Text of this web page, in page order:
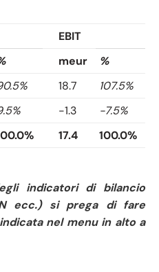
EBIT
meur
%
18.7
107.5%
-1.3
-7.5%
17.4
100.0%
indicatori di bilancio
ecc.) si prega di fare
nel menu in alto a